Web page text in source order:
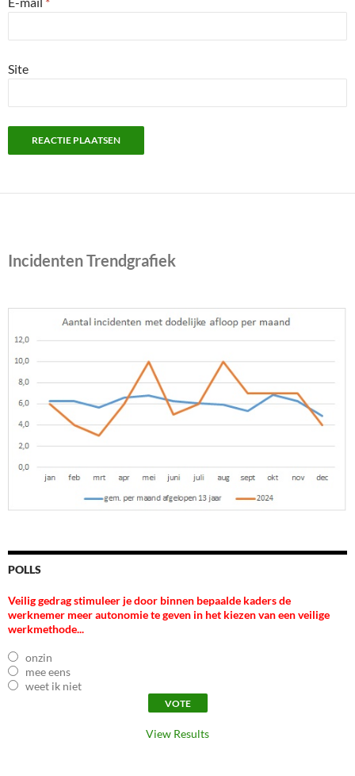
Site
Incidenten Trendgrafiek
POLLS
Veilig gedrag stimuleer je door binnen bepaalde kaders de
werknemer meer autonomie te geven in het kiezen van een veilige
werkmethode...
onzin
mee eens
weet ik niet
View Results